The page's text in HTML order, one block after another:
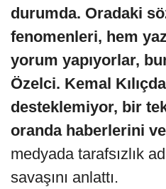
durumda. Oradaki
fenomenleri, hem
yorum yapıyorlar,
Özelci. Kemal
desteklemiyor, bir
oranda haberlerini
medyada tarafsızlık
savaşını anlattı.